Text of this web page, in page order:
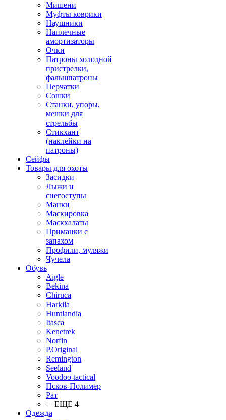
Мишени
Муфты коврики
Наушники
Наплечные
амортизаторы
Очки
Патроны холодной
пристрелки,
фальшпатроны
Перчатки
Сошки
Станки, упоры,
мешки для
стрельбы
Стикхант
(наклейки на
патроны)
Сейфы
Товары для охоты
Засидки
Лыжи и
снегоступы
Манки
Маскировка
Маскхалаты
Приманки с
запахом
Профили, муляжи
Чучела
Обувь
Aigle
Bekina
Chiruсa
Harkila
Huntlandia
Itasca
Kenetrek
Norfin
P.Original
Remington
Seeland
Voodoo tactical
Псков-Полимер
Рат
+ ЕЩЕ 4
Одежда